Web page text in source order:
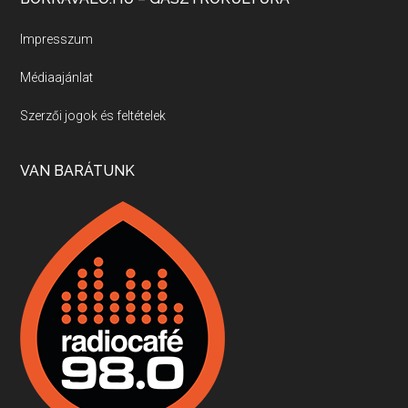
Villány, kékfrankos, Jackfall
Apr 17, 2026 • 00:35:38
Boston, teadélután, bab és homár
Apr 9, 2026 • 00:37:17
Fermentáljunk, a testünk meghálálja!
Apr 3, 2026 • 00:36:07
Impresszum
Médiaajánlat
Szerzői jogok és feltételek
VAN BARÁTUNK